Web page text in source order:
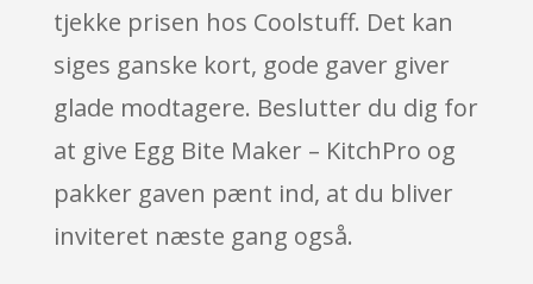
tjekke prisen hos Coolstuff. Det kan
siges ganske kort, gode gaver giver
glade modtagere. Beslutter du dig for
at give Egg Bite Maker – KitchPro og
pakker gaven pænt ind, at du bliver
inviteret næste gang også.